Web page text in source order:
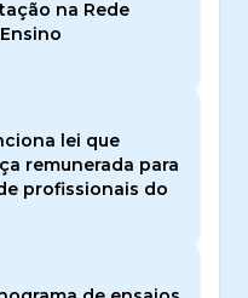
na Rede
lei que
remunerada para
profissionais do